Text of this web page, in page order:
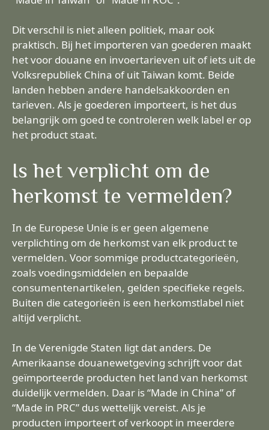
Dit verschil is niet alleen politiek, maar ook
praktisch. Bij het importeren van goederen maakt
het voor douane en invoertarieven uit of iets uit de
Volksrepubliek China of uit Taiwan komt. Beide
landen hebben andere handelsakkoorden en
tarieven. Als je goederen importeert, is het dus
belangrijk om goed te controleren welk label er op
het product staat.
Is het verplicht om de
herkomst te vermelden?
In de Europese Unie is er geen algemene
verplichting om de herkomst van elk product te
vermelden. Voor sommige productcategorieën,
zoals voedingsmiddelen en bepaalde
consumentenartikelen, gelden specifieke regels.
Buiten die categorieën is een herkomstlabel niet
altijd verplicht.
In de Verenigde Staten ligt dat anders. De
Amerikaanse douanewetgeving schrijft voor dat
geïmporteerde producten het land van herkomst
duidelijk vermelden. Daar is “Made in China” of
“Made in PRC” dus wettelijk vereist. Als je
producten importeert of verkoopt in meerdere